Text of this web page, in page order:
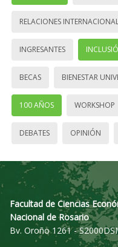
RELACIONES
INGRESANTES
BECAS BIENESTAR
100 AÑOS WORKSHOP
DEBATES OPINIÓN
Facultad de Ciencias
Nacional de Rosario
Bv. Oroño 1261 -